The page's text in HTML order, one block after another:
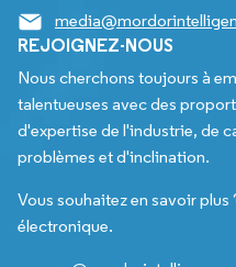
REJOIGNEZ-NOUS
Nous cherchons toujours à
talentueuses avec des
d'expertise de l'industrie, de
problèmes et d'inclination.
Vous souhaitez en savoir
électronique.